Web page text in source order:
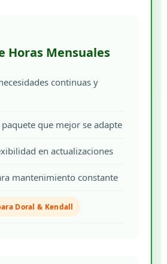
Horas Mensuales
continuas y
que mejor se adapte
en actualizaciones
mantenimiento constante
Doral & Kendall